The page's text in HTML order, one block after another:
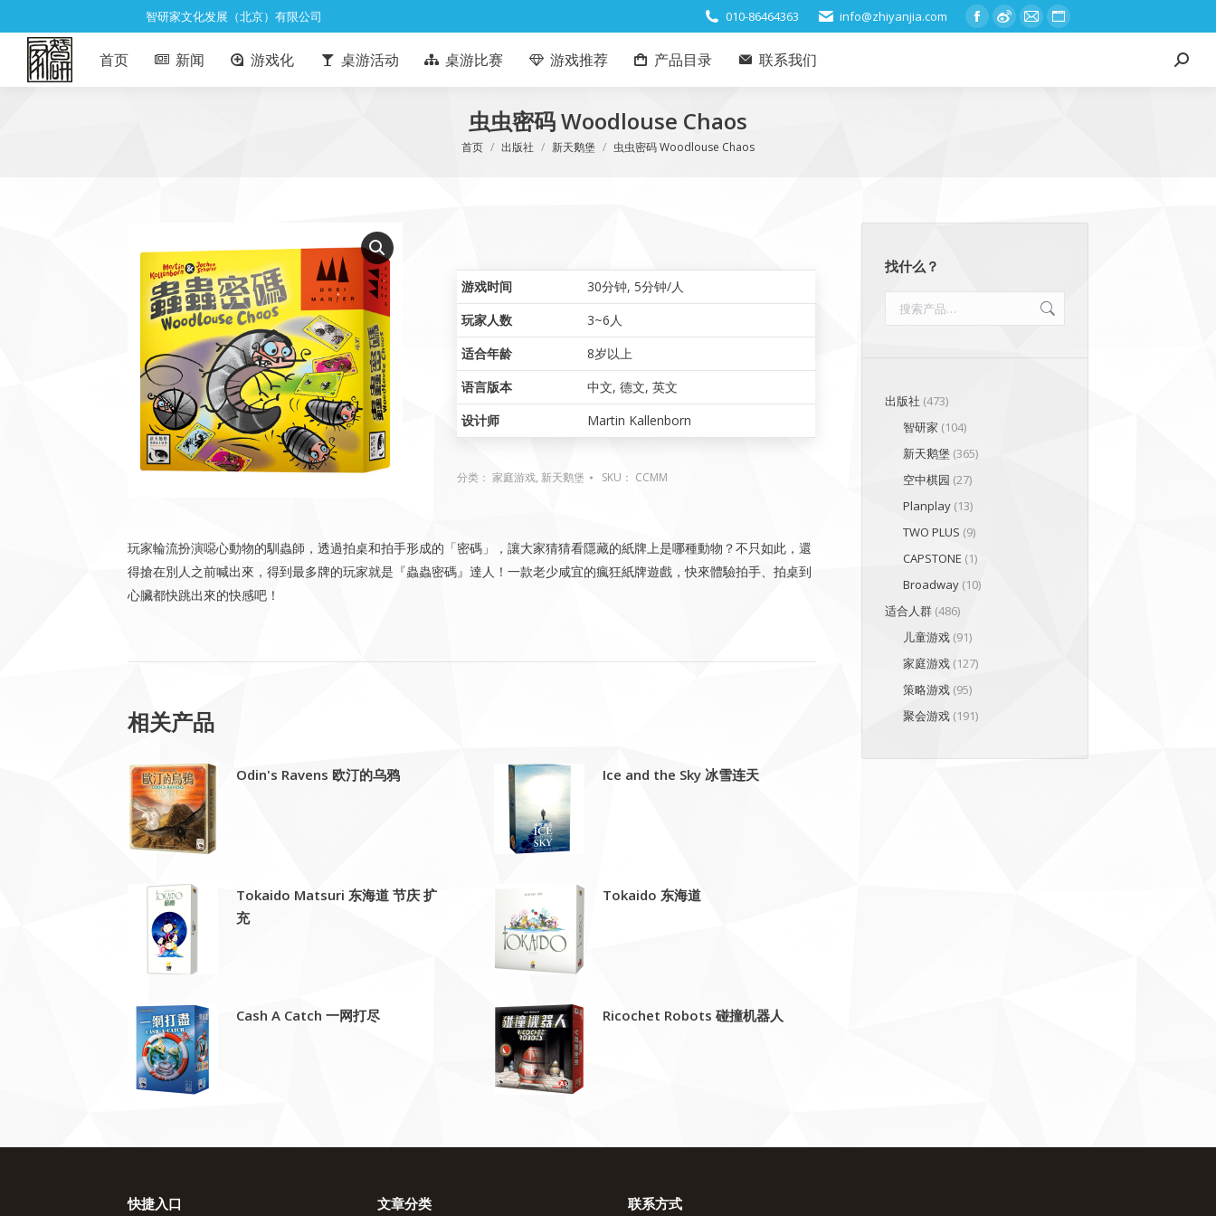
智研家文化发展（北京）有限公司 010-86464363 info@zhiyanjia.com
Facebook
WeiboMailWebsite
首页 新闻 游戏化 桌游活动 桌游比赛 游戏推荐 产品目录 联系我们 Search:
虫虫密码 Woodlouse Chaos
您在这里：
首页 出版社 新天鹅堡 虫虫密码 Woodlouse Chaos
游戏时间 30分钟,5分钟/人
玩家人数
3~6人
适合年龄
8岁以上
语言版本
中文,德文,英文
设计师
Martin Kallenborn
分类：家庭游戏, 新天鹅堡 SKU： CCMM
玩家輪流扮演噁心動物的馴蟲師，透過拍桌和拍手形成的「密碼」，讓大家猜猜看隱藏的紙牌上是哪種動物？不只如此，還
得搶在別人之前喊出來，得到最多牌的玩家就是『蟲蟲密碼』達人！一款老少咸宜的瘋狂紙牌遊戲，快來體驗拍手、拍桌到
心臟都快跳出來的快感吧！
相关产品
Odin's Ravens 欧汀的乌鸦 Ice and the Sky 冰雪连天
Tokaido Matsuri 东海道 节庆 扩
充
Tokaido 东海道
Cash A Catch 一网打尽 Ricochet Robots 碰撞机器人
找什么？
出版社 (473)
智研家 (104)
新天鹅堡 (365)
空中棋园 (27)
Planplay (13)
TWO PLUS (9)
CAPSTONE (1)
Broadway (10)
适合人群 (486)
儿童游戏 (91)
家庭游戏 (127)
策略游戏 (95)
聚会游戏 (191)
快捷入口 文章分类 联系方式